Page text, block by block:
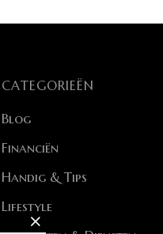
CATEGORIEËN
Blog
Financiën
Handig & Tips
Lifestyle